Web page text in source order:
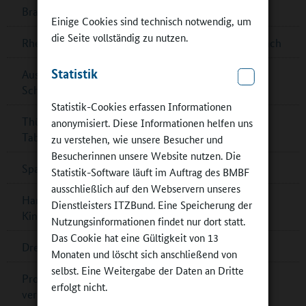
Einige Cookies sind technisch notwendig, um
die Seite vollständig zu nutzen.
Statistik
Statistik-Cookies erfassen Informationen
anonymisiert. Diese Informationen helfen uns
zu verstehen, wie unsere Besucher und
Besucherinnen unsere Website nutzen. Die
Statistik-Software läuft im Auftrag des BMBF
ausschließlich auf den Webservern unseres
Dienstleisters ITZBund. Eine Speicherung der
Nutzungsinformationen findet nur dort statt.
Das Cookie hat eine Gültigkeit von 13
Monaten und löscht sich anschließend von
selbst. Eine Weitergabe der Daten an Dritte
erfolgt nicht.
Brandenburg: Multifunktionsgebäude für Zeuthen
Rheinland-Pfalz: G8-Ganztagsgymnasium in Dernbach
Ausschreibung „denkmal aktiv – Kulturerbe macht
Schule‟
Thüringen: „Goldener Teller“ für Schulessen in Bad
Tabarz
Spannende Physik im DLR_School_Lab
Hamburg: Mehr Platz, schöne Räume und ein
Kinderkochstudio
Dresden ist „UNESCO Learning City“
Programm „Kulturschule Baden-Württemberg“
verlängert